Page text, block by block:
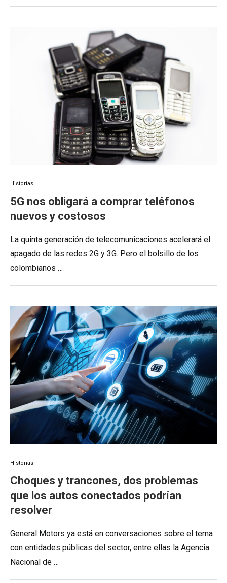
Historias
5G nos obligará a comprar teléfonos
nuevos y costosos
La quinta generación de telecomunicaciones acelerará el
apagado de las redes 2G y 3G. Pero el bolsillo de los
colombianos …
Historias
Choques y trancones, dos problemas
que los autos conectados podrían
resolver
General Motors ya está en conversaciones sobre el tema
con entidades públicas del sector, entre ellas la Agencia
Nacional de …